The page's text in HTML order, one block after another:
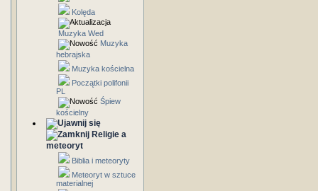
Kolęda
Muzyka Wed
Muzyka
hebrajska
Muzyka kościelna
Początki polifonii
PL
Śpiew
kościelny
Religie a
meteoryt
Biblia i meteoryty
Meteoryt w sztuce
materialnej